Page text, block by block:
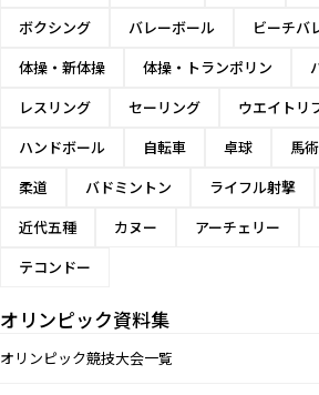
ボクシング
バレーボール ビーチバ
体操・新体操
体操・トランポリン
レスリング
セーリング
ウエイトリ
ハンドボール
自転車 卓球 馬術
柔道
バドミントン ライフル射撃
近代五種
カヌー アーチェリー
テコンドー
オリンピック資料集
オリンピック競技大会一覧